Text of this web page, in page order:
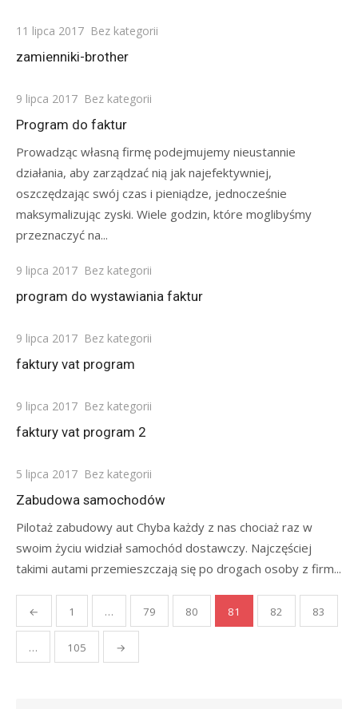
Posted
11 lipca 2017 Bez kategorii
zamienniki-brother
Posted
on
9 lipca 2017 Bez kategorii
Program do faktur
Prowadząc własną firmę podejmujemy nieustannie
działania, aby zarządzać nią jak najefektywniej,
oszczędzając swój czas i pieniądze, jednocześnie
maksymalizując zyski. Wiele godzin, które moglibyśmy
przeznaczyć na...
Posted
9 lipca 2017 Bez kategorii
program do wystawiania faktur
Posted
on
9 lipca 2017 Bez kategorii
faktury vat program
Posted
on
9 lipca 2017 Bez kategorii
faktury vat program 2
Posted
on
5 lipca 2017 Bez kategorii
Zabudowa samochodów
Pilotaż zabudowy aut Chyba każdy z nas chociaż raz w
swoim życiu widział samochód dostawczy. Najczęściej
takimi autami przemieszczają się po drogach osoby z firm...
Stronicowanie
wpisów
← 1 … 79 80 81 82 83
… 105 →